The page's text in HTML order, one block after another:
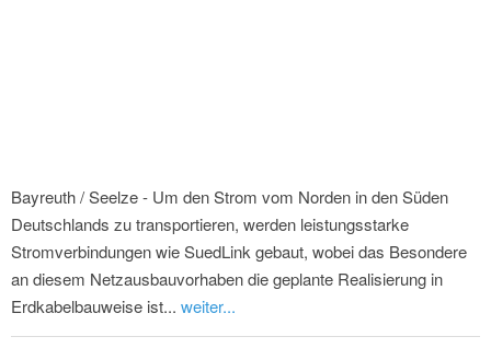
Bayreuth / Seelze - Um den Strom vom Norden in den Süden
Deutschlands zu transportieren, werden leistungsstarke
Stromverbindungen wie SuedLink gebaut, wobei das Besondere
an diesem Netzausbauvorhaben die geplante Realisierung in
Erdkabelbauweise ist... weiter...